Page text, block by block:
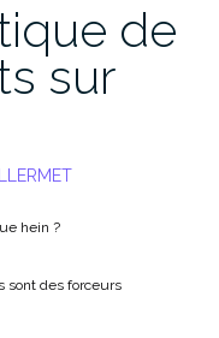
de
sur
hein ?
sont des forceurs